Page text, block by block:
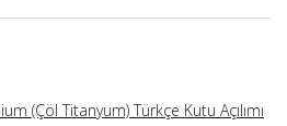
(Çöl Titanyum) Türkçe Kutu Açılımı